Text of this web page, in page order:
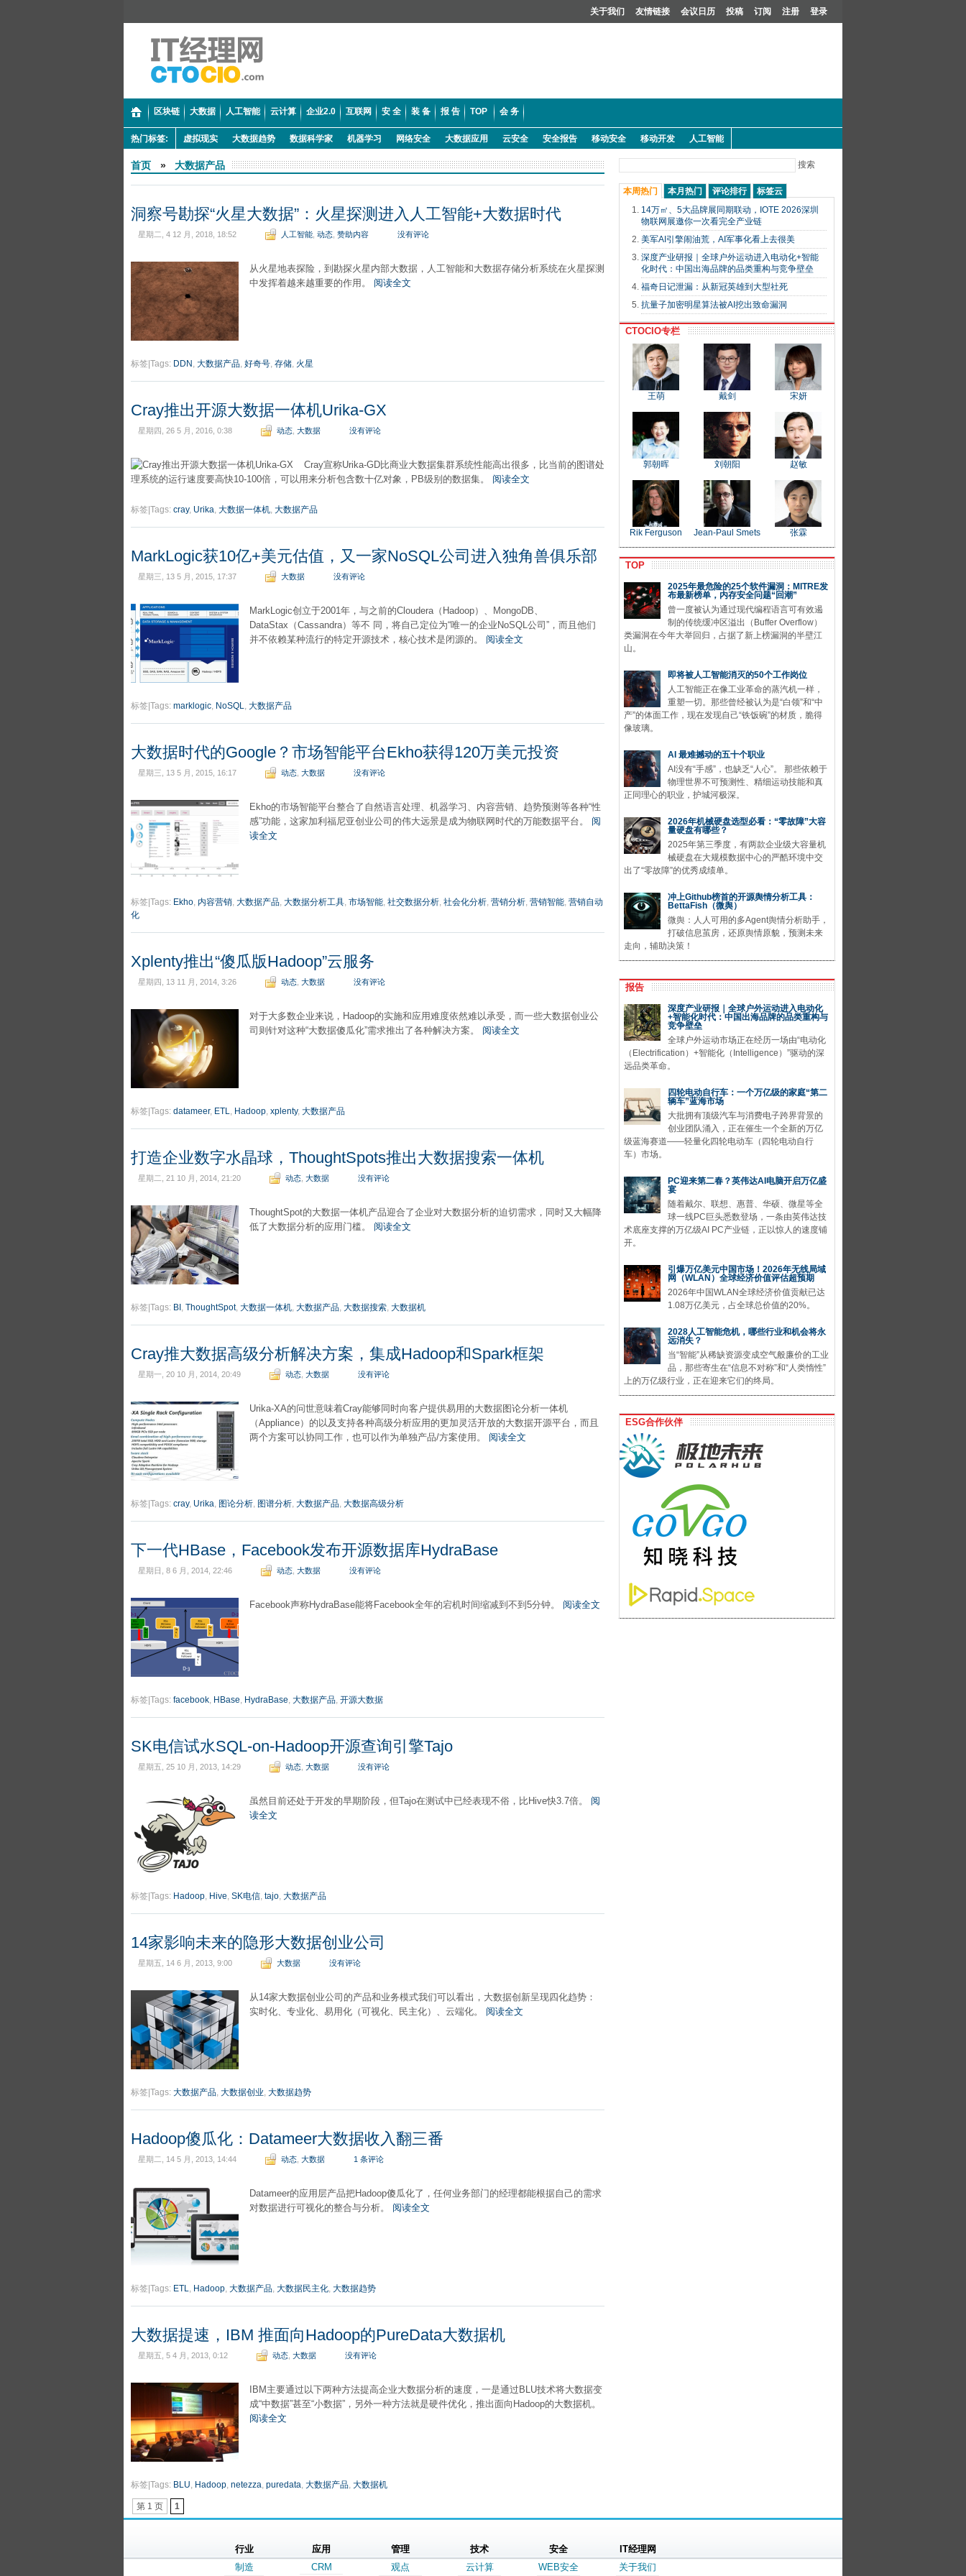
关于我们 友情链接 会议日历 投稿 订阅 注册 登录
区块链 大数据 人工智能 云计算 企业2.0 互联网 安 全 装 备 报 告 TOP 会 务
热门标签: 虚拟现实 大数据趋势 数据科学家 机器学习 网络安全 大数据应用 云安全 安全报告 移动安全 移动开发 人工智能
首页 » 大数据产品
洞察号勘探“火星大数据”：火星探测进入人工智能+大数据时代
星期二, 4 12 月, 2018, 18:52 人工智能 动态 赞助内容 没有评论
从火星地表探险，到勘探火星内部大数据，人工智能和大数据存储分析系统在火星探测
中发挥着越来越重要的作用。 阅读全文
标签|Tags: DDN , 大数据产品, 好奇号, 存储, 火星
Cray推出开源大数据一体机Urika-GX
星期四, 26 5 月, 2016, 0:38 动态 大数据 没有评论
Cray宣称Urika-GD比商业大数据集群系统性能高出很多，比当前的图谱处
理系统的运行速度要高快10-100倍，可以用来分析包含数十亿对象，PB级别的数据集。 阅读全文
标签|Tags: cray, Urika, 大数据一体机, 大数据产品
MarkLogic获10亿+美元估值，又一家NoSQL公司进入独角兽俱乐部
星期三, 13 5 月, 2015, 17:37 大数据 没有评论
MarkLogic创立于2001年，与之前的Cloudera（Hadoop）、MongoDB、
DataStax（Cassandra）等不 同，将自己定位为“唯一的企业NoSQL公司”，而且他们
并不依赖某种流行的特定开源技术，核心技术是闭源的。 阅读全文
标签|Tags: marklogic, NoSQL, 大数据产品
大数据时代的Google？市场智能平台Ekho获得120万美元投资
星期三, 13 5 月, 2015, 16:17 动态 大数据 没有评论
Ekho的市场智能平台整合了自然语言处理、机器学习、内容营销、趋势预测等各种“性
感”功能，这家加利福尼亚创业公司的伟大远景是成为物联网时代的万能数据平台。 阅
读全文
标签|Tags: Ekho, 内容营销, 大数据产品, 大数据分析工具, 市场智能, 社交数据分析, 社会化分析, 营销分析, 营销智能, 营销自动
化
Xplenty推出“傻瓜版Hadoop”云服务
星期四, 13 11 月, 2014, 3:26 动态 大数据 没有评论
对于大多数企业来说，Hadoop的实施和应用难度依然难以承受，而一些大数据创业公
司则针对这种“大数据傻瓜化”需求推出了各种解决方案。 阅读全文
标签|Tags: datameer, ETL, Hadoop, xplenty, 大数据产品
打造企业数字水晶球，ThoughtSpots推出大数据搜索一体机
星期二, 21 10 月, 2014, 21:20 动态 大数据 没有评论
ThoughtSpot的大数据一体机产品迎合了企业对大数据分析的迫切需求，同时又大幅降
低了大数据分析的应用门槛。 阅读全文
标签|Tags: BI , ThoughtSpot, 大数据一体机, 大数据产品, 大数据搜索, 大数据机
Cray推大数据高级分析解决方案，集成Hadoop和Spark框架
星期一, 20 10 月, 2014, 20:49 动态 大数据 没有评论
Urika-XA的问世意味着Cray能够同时向客户提供易用的大数据图论分析一体机
（Appliance）的以及支持各种高级分析应用的更加灵活开放的大数据开源平台，而且
两个方案可以协同工作，也可以作为单独产品/方案使用。 阅读全文
标签|Tags: cray, Urika, 图论分析, 图谱分析, 大数据产品, 大数据高级分析
下一代HBase，Facebook发布开源数据库HydraBase
星期日, 8 6 月, 2014, 22:46 动态 大数据 没有评论
Facebook声称HydraBase能将Facebook全年的宕机时间缩减到不到5分钟。 阅读全文
标签|Tags: facebook, HBase, HydraBase, 大数据产品, 开源大数据
SK电信试水SQL-on-Hadoop开源查询引擎Tajo
星期五, 25 10 月, 2013, 14:29 动态 大数据 没有评论
虽然目前还处于开发的早期阶段，但Tajo在测试中已经表现不俗，比Hive快3.7倍。 阅
读全文
标签|Tags: Hadoop, Hive, SK电信, tajo, 大数据产品
14家影响未来的隐形大数据创业公司
星期五, 14 6 月, 2013, 9:00 大数据 没有评论
从14家大数据创业公司的产品和业务模式我们可以看出，大数据创新呈现四化趋势：
实时化、专业化、易用化（可视化、民主化）、云端化。 阅读全文
标签|Tags: 大数据产品, 大数据创业, 大数据趋势
Hadoop傻瓜化：Datameer大数据收入翻三番
星期二, 14 5 月, 2013, 14:44 动态 大数据 1 条评论
Datameer的应用层产品把Hadoop傻瓜化了，任何业务部门的经理都能根据自己的需求
对数据进行可视化的整合与分析。 阅读全文
标签|Tags: ETL, Hadoop, 大数据产品, 大数据民主化, 大数据趋势
大数据提速，IBM 推面向Hadoop的PureData大数据机
星期五, 5 4 月, 2013, 0:12 动态 大数据 没有评论
IBM主要通过以下两种方法提高企业大数据分析的速度，一是通过BLU技术将大数据变
成“中数据”甚至“小数据”，另外一种方法就是硬件优化，推出面向Hadoop的大数据机。
阅读全文
标签|Tags: BLU, Hadoop, netezza, puredata, 大数据产品, 大数据机
第 1 页 1
搜索
本周热门 本月热门 评论排行
标签云
14万㎡、5大品牌展同期联动，IOTE 2026深圳
物联网展邀你一次看完全产业链
美军AI引擎闹油荒，AI军事化看上去很美
深度产业研报｜全球户外运动进入电动化+智能
化时代：中国出海品牌的品类重构与竞争壁垒
福奇日记泄漏：从新冠英雄到大型社死
抗量子加密明星算法被AI挖出致命漏洞
CTOCIO专栏
王萌 戴剑 宋妍
郭朝晖 刘朝阳 赵敏
Rik Ferguson Jean-Paul Smets 张霖
TOP
2025年最危险的25个软件漏洞：MITRE发
布最新榜单，内存安全问题“回潮”
曾一度被认为通过现代编程语言可有效遏
制的传统缓冲区溢出（Buffer Overflow）
类漏洞在今年大举回归，占据了新上榜漏洞的半壁江
山。
即将被人工智能消灭的50个工作岗位
人工智能正在像工业革命的蒸汽机一样，
重塑一切。那些曾经被认为是“白领”和“中
产”的体面工作，现在发现自己“铁饭碗”的材质，脆得
像玻璃。
AI 最难撼动的五十个职业
AI没有“手感”，也缺乏“人心”。 那些依赖于
物理世界不可预测性、精细运动技能和真
正同理心的职业，护城河极深。
2026年机械硬盘选型必看：“零故障”大容
量硬盘有哪些？
2025年第三季度，有两款企业级大容量机
械硬盘在大规模数据中心的严酷环境中交
出了“零故障”的优秀成绩单。
冲上Github榜首的开源舆情分析工具：
BettaFish（微舆）
微舆：人人可用的多Agent舆情分析助手，
打破信息茧房，还原舆情原貌，预测未来
走向，辅助决策！
报告
深度产业研报｜全球户外运动进入电动化
+智能化时代：中国出海品牌的品类重构与
竞争壁垒
全球户外运动市场正在经历一场由“电动化
（Electrification）+智能化（Intelligence）”驱动的深
远品类革命。
四轮电动自行车：一个万亿级的家庭“第二
辆车”蓝海市场
大批拥有顶级汽车与消费电子跨界背景的
创业团队涌入，正在催生一个全新的万亿
级蓝海赛道——轻量化四轮电动车（四轮电动自行
车）市场。
PC迎来第二春？英伟达AI电脑开启万亿盛
宴
随着戴尔、联想、惠普、华硕、微星等全
球一线PC巨头悉数登场，一条由英伟达技
术底座支撑的万亿级AI PC产业链，正以惊人的速度铺
开。
引爆万亿美元中国市场！2026年无线局域
网（WLAN）全球经济价值评估超预期
2026年中国WLAN全球经济价值贡献已达
1.08万亿美元，占全球总价值的20%。
2028人工智能危机，哪些行业和机会将永
远消失？
当“智能”从稀缺资源变成空气般廉价的工业
品，那些寄生在“信息不对称”和“人类惰性”
上的万亿级行业，正在迎来它们的终局。
ESG合作伙伴
行业
制造
应用
CRM
管理
观点
技术
云计算
安全
WEB安全
IT经理网
关于我们